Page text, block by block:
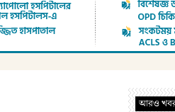
আরও